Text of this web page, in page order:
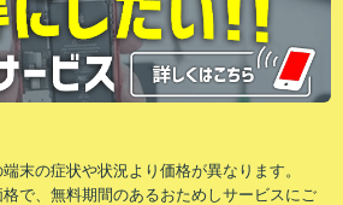
末の症状や状況より価格が異なります。
で、無料期間のあるおためしサービスにご